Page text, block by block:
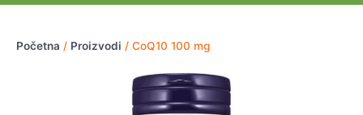
Početna / Proizvodi / CoQ10 100 mg